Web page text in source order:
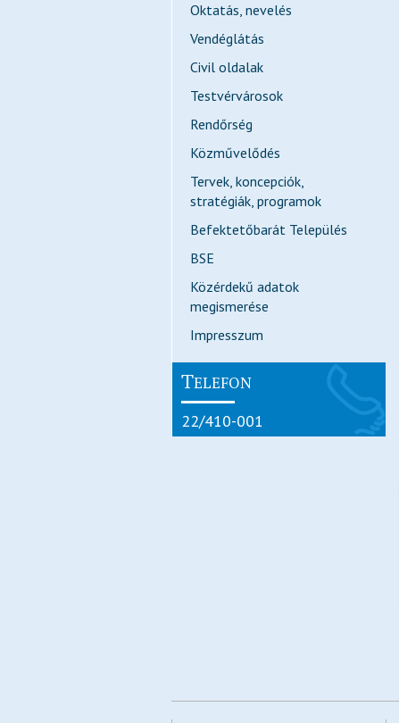
Oktatás, nevelés
Vendéglátás
Civil oldalak
Testvérvárosok
Rendőrség
Közművelődés
Tervek, koncepciók,
stratégiák, programok
Befektetőbarát Település
BSE
Közérdekű adatok
megismerése
Impresszum
TELEFON
22/410-001